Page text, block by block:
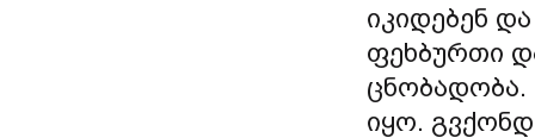
იკიდებენ
ფეხბურთი
ცნობადობა.
იყო.